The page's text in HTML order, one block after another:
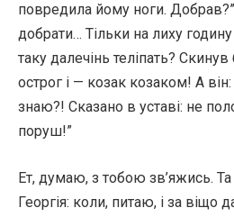
повредила йому ноги.
добрати… Тільки на лиху
таку далечінь теліпать?
острог і — козак козаком! А
знаю?! Сказано в уставі: не
поруш!”
Ет, думаю, з тобою зв’яжись. Та
Георгія: коли, питаю, і за віщо